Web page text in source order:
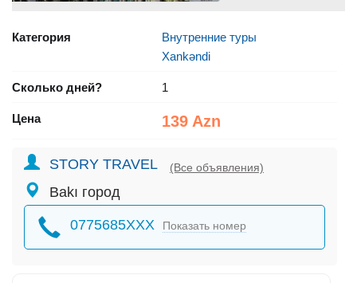
Категория
Внутренние туры
Xankəndi
Сколько дней? 1
Цена 139 Azn
STORY TRAVEL (Все объявления)
Bakı город
0775685XXX Показать номер